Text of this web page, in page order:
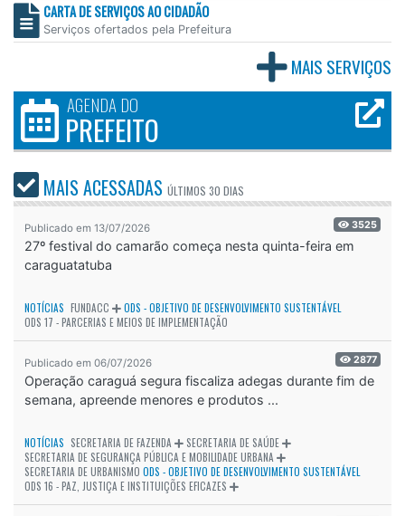
CARTA DE SERVIÇOS AO CIDADÃO
Serviços ofertados pela Prefeitura
MAIS SERVIÇOS
AGENDA DO
PREFEITO
MAIS ACESSADAS ÚLTIMOS 30 DIAS
Publicado em 13/07/2026 3525
27º festival do camarão começa nesta quinta-feira em
caraguatatuba
NOTÍCIAS FUNDACC
ODS - OBJETIVO DE DESENVOLVIMENTO SUSTENTÁVEL
ODS 17 - PARCERIAS E MEIOS DE IMPLEMENTAÇÃO
Publicado em 06/07/2026 2877
Operação caraguá segura fiscaliza adegas durante fim de
semana, apreende menores e produtos ...
NOTÍCIAS SECRETARIA DE FAZENDA
SECRETARIA DE SAÚDE
SECRETARIA DE SEGURANÇA PÚBLICA E MOBILIDADE URBANA
SECRETARIA DE URBANISMO ODS - OBJETIVO DE DESENVOLVIMENTO SUSTENTÁVEL
ODS 16 - PAZ, JUSTIÇA E INSTITUIÇÕES EFICAZES